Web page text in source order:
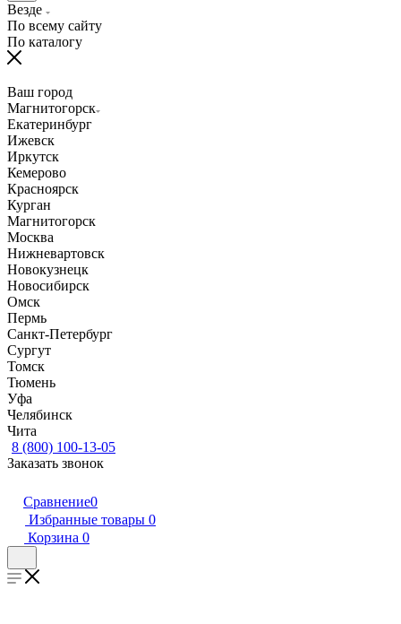
Везде
По всему сайту
По каталогу
Ваш город
Магнитогорск
Екатеринбург
Ижевск
Иркутск
Кемерово
Красноярск
Курган
Магнитогорск
Москва
Нижневартовск
Новокузнецк
Новосибирск
Омск
Пермь
Санкт-Петербург
Сургут
Томск
Тюмень
Уфа
Челябинск
Чита
8 (800) 100-13-05
Заказать звонок
Сравнение0
Избранные товары 0
Корзина 0